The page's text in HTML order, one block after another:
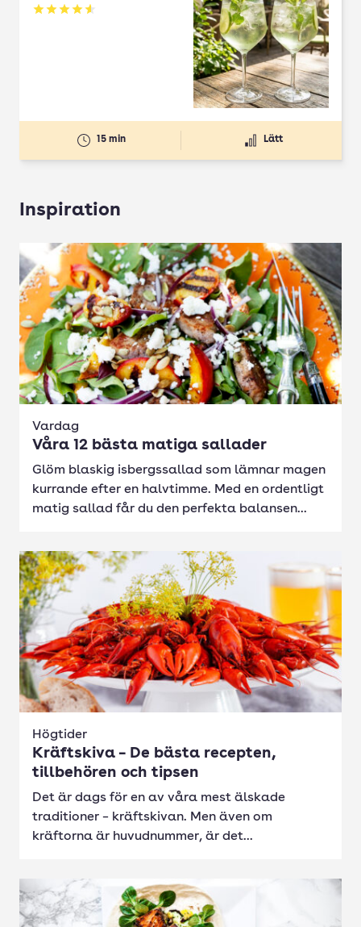
Betyg: 4.61 av 5
15 min Lätt
Inspiration
Vardag
Våra 12 bästa matiga sallader
Glöm blaskig isbergssallad som lämnar magen
kurrande efter en halvtimme. Med en ordentligt
matig sallad får du den perfekta balansen...
Högtider
Kräftskiva – De bästa recepten,
tillbehören och tipsen
Det är dags för en av våra mest älskade
traditioner – kräftskivan. Men även om
kräftorna är huvudnummer, är det...